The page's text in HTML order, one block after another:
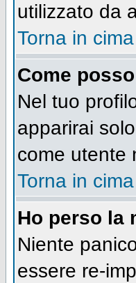
utilizzato da
Torna in cima
Come
Nel tuo
apparirai
come utente
Torna in cima
Ho perso la
Niente
essere re-